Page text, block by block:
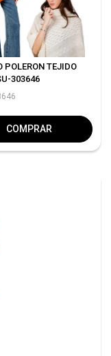
POLERON TEJIDO
303646
COMPRAR